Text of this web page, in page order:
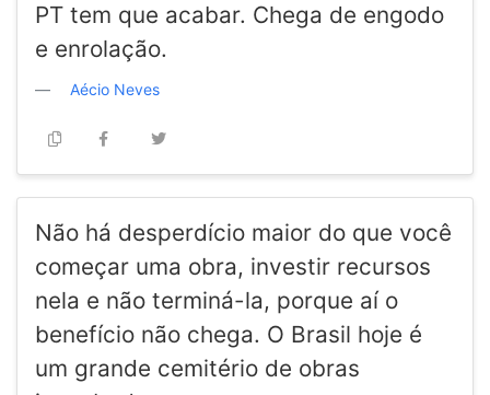
PT tem que acabar. Chega de engodo
e enrolação.
Aécio Neves
Não há desperdício maior do que você
começar uma obra, investir recursos
nela e não terminá-la, porque aí o
benefício não chega. O Brasil hoje é
um grande cemitério de obras